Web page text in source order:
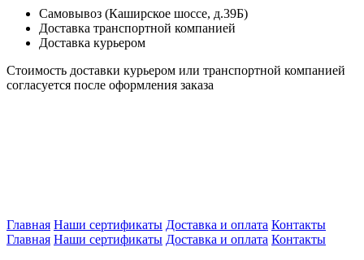
Самовывоз (Каширское шоссе, д.39Б)
Доставка транспортной компанией
Доставка курьером
Стоимость доставки курьером или транспортной компанией
согласуется после оформления заказа
Главная Наши сертификаты Доставка и оплата Контакты
Главная Наши сертификаты Доставка и оплата Контакты